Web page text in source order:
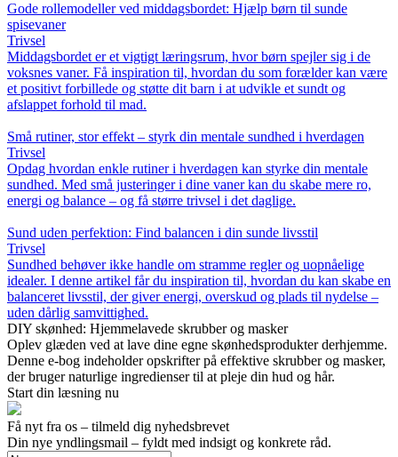
Gode rollemodeller ved middagsbordet: Hjælp børn til sunde
spisevaner
Trivsel
Middagsbordet er et vigtigt læringsrum, hvor børn spejler sig i de
voksnes vaner. Få inspiration til, hvordan du som forælder kan være
et positivt forbillede og støtte dit barn i at udvikle et sundt og
afslappet forhold til mad.
Små rutiner, stor effekt – styrk din mentale sundhed i hverdagen
Trivsel
Opdag hvordan enkle rutiner i hverdagen kan styrke din mentale
sundhed. Med små justeringer i dine vaner kan du skabe mere ro,
energi og balance – og få større trivsel i det daglige.
Sund uden perfektion: Find balancen i din sunde livsstil
Trivsel
Sundhed behøver ikke handle om stramme regler og uopnåelige
idealer. I denne artikel får du inspiration til, hvordan du kan skabe en
balanceret livsstil, der giver energi, overskud og plads til nydelse –
uden dårlig samvittighed.
DIY skønhed: Hjemmelavede skrubber og masker
Oplev glæden ved at lave dine egne skønhedsprodukter derhjemme.
Denne e-bog indeholder opskrifter på effektive skrubber og masker,
der bruger naturlige ingredienser til at pleje din hud og hår.
Start din læsning nu
Få nyt fra os – tilmeld dig nyhedsbrevet
Din nye yndlingsmail – fyldt med indsigt og konkrete råd.